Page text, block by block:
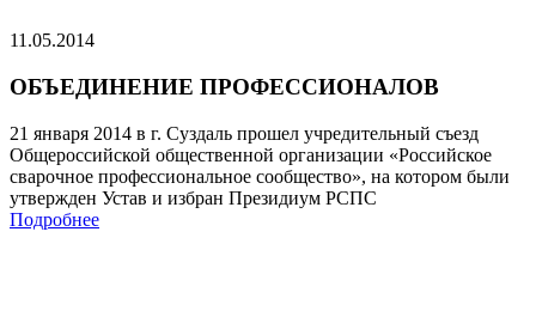
11.05.2014
ОБЪЕДИНЕНИЕ ПРОФЕССИОНАЛОВ
21 января 2014 в г. Суздаль прошел учредительный съезд
Общероссийской общественной организации «Российское
сварочное профессиональное сообщество», на котором были
утвержден Устав и избран Президиум РСПС
Подробнее